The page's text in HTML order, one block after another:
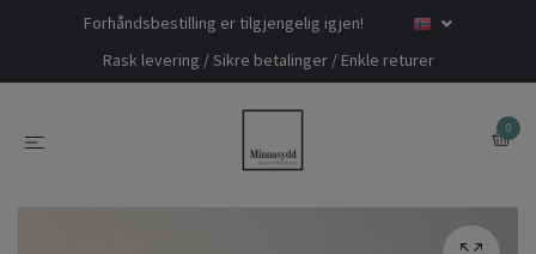
Forhåndsbestilling er tilgjengelig igjen!
Rask levering / Sikre betalinger / Enkle returer
0